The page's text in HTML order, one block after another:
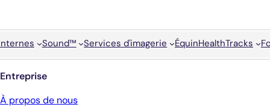
Sound™ Services d'imagerie ÉquinHealthTracks
Entreprise
À propos de nous